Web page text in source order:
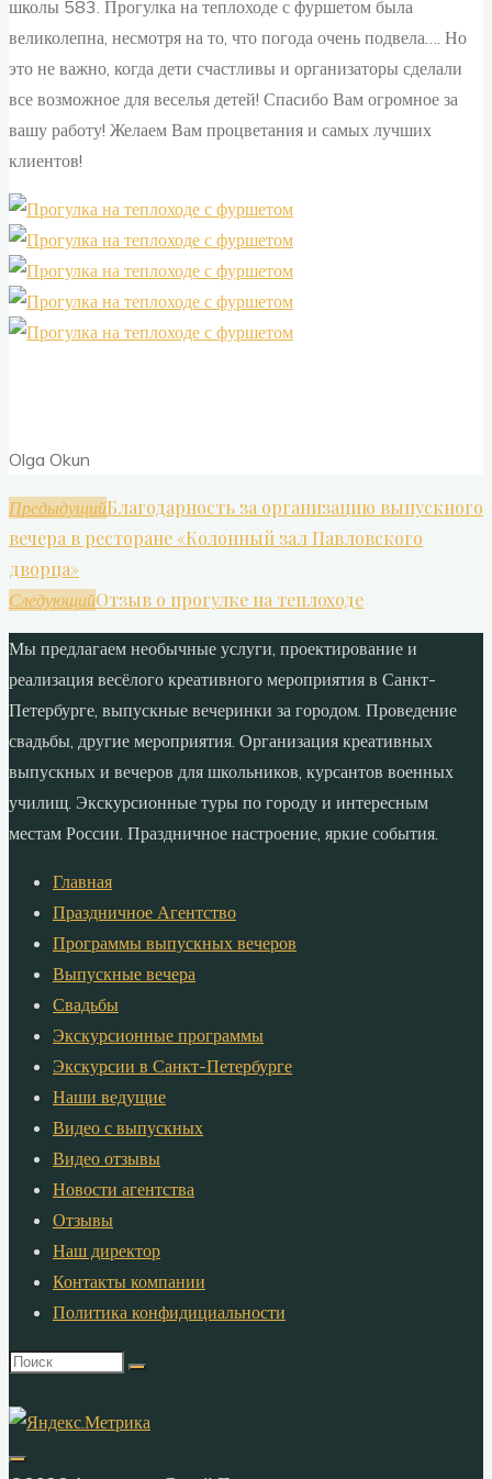
школы 583. Прогулка на теплоходе с фуршетом была
великолепна, несмотря на то, что погода очень подвела…. Но
это не важно, когда дети счастливы и организаторы сделали
все возможное для веселья детей! Спасибо Вам огромное за
вашу работу! Желаем Вам процветания и самых лучших
клиентов!
Olga Okun
ПредыдущийБлагодарность за организацию выпускного
вечера в ресторане «Колонный зал Павловского
дворца»
СледующийОтзыв о прогулке на теплоходе
Мы предлагаем необычные услуги, проектирование и
реализация весёлого креативного мероприятия в Санкт-
Петербурге, выпускные вечеринки за городом. Проведение
свадьбы, другие мероприятия. Организация креативных
выпускных и вечеров для школьников, курсантов военных
училищ. Экскурсионные туры по городу и интересным
местам России. Праздничное настроение, яркие события.
Главная
Праздничное Агентство
Программы выпускных вечеров
Выпускные вечера
Свадьбы
Экскурсионные программы
Экскурсии в Санкт-Петербурге
Наши ведущие
Видео с выпускных
Видео отзывы
Новости агентства
Отзывы
Наш директор
Контакты компании
Политика конфидициальности
Что